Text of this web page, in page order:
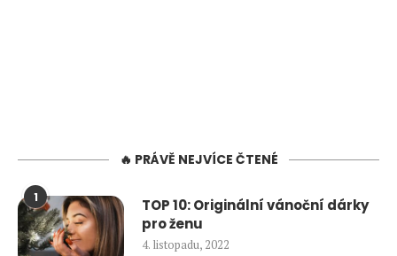
🔥 PRÁVĚ NEJVÍCE ČTENÉ
1
TOP 10: Originální vánoční dárky
pro ženu
4. listopadu, 2022